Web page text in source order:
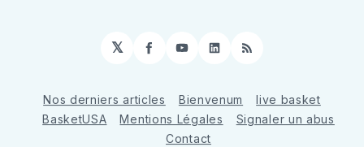
𝕏 Facebook
YouTube
LinkedIn
RSS
Nos derniers articles Bienvenum
live basket
BasketUSA
Mentions Légales
Signaler un abus
Contact